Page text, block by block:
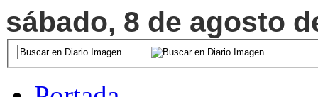
sábado, 8 de agosto